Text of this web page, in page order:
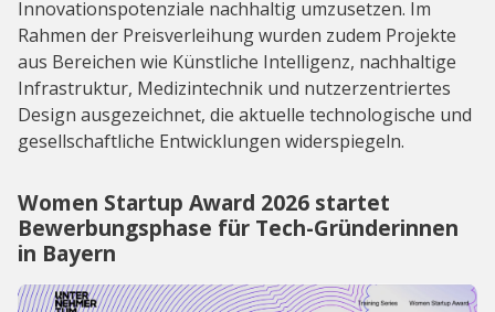
Innovationspotenziale nachhaltig umzusetzen. Im
Rahmen der Preisverleihung wurden zudem Projekte
aus Bereichen wie Künstliche Intelligenz, nachhaltige
Infrastruktur, Medizintechnik und nutzerzentriertes
Design ausgezeichnet, die aktuelle technologische und
gesellschaftliche Entwicklungen widerspiegeln.
Women Startup Award 2026 startet
Bewerbungsphase für Tech-Gründerinnen
in Bayern